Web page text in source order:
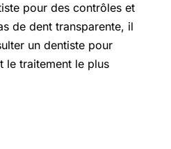
pour des contrôles et
de dent transparente, il
un dentiste pour
le traitement le plus